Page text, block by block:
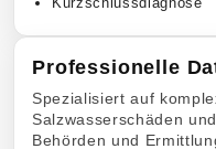
Professionelle
Spezialisiert auf
Salzwasserschäden
Behörden und